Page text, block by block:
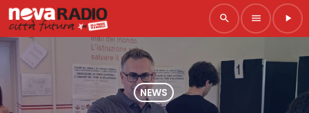
search menu play_arrow
NEWS